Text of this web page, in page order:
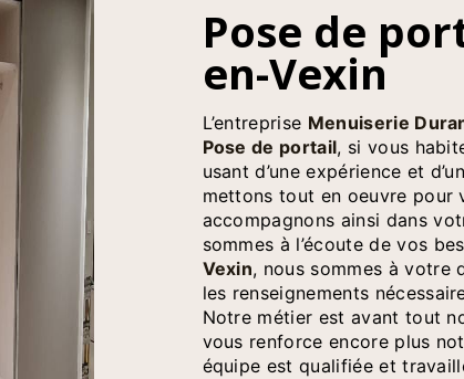
Pose de portail à Magny-
en-Vexin
L’entreprise Menuiserie
Pose de portail, si vous
usant d’une expérience et
mettons tout en oeuvre pour
accompagnons ainsi dans
sommes à l’écoute de vos
Vexin, nous sommes à votre
les renseignements
Notre métier est avant tout
vous renforce encore plus
équipe est qualifiée et